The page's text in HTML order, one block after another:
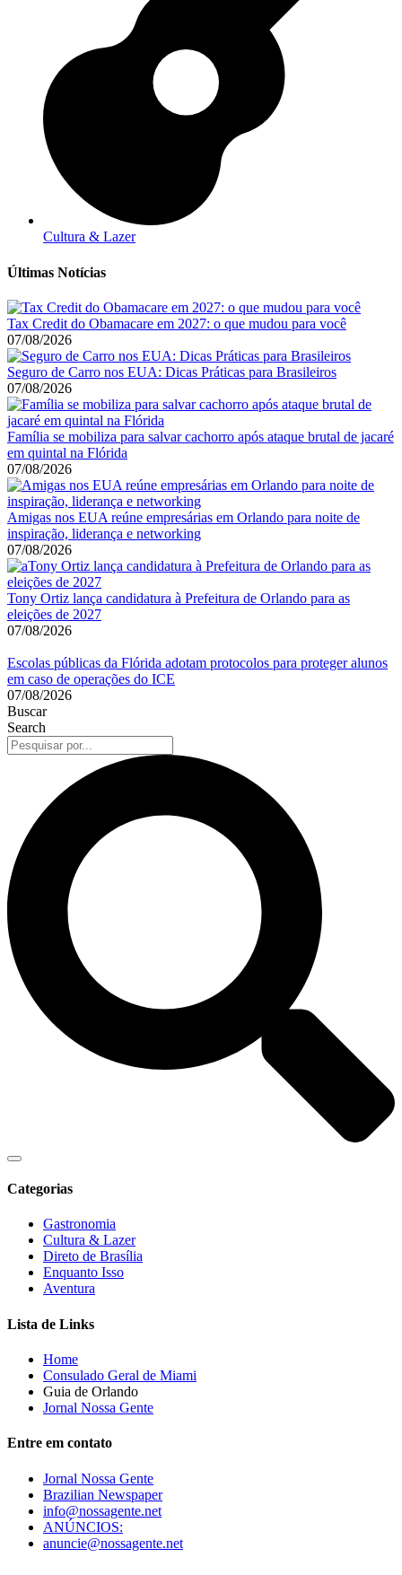
Cultura & Lazer
Últimas Notícias
Tax Credit do Obamacare em 2027: o que mudou para você
07/08/2026
Seguro de Carro nos EUA: Dicas Práticas para Brasileiros
07/08/2026
Família se mobiliza para salvar cachorro após ataque brutal de jacaré
em quintal na Flórida
07/08/2026
Amigas nos EUA reúne empresárias em Orlando para noite de
inspiração, liderança e networking
07/08/2026
Tony Ortiz lança candidatura à Prefeitura de Orlando para as
eleições de 2027
07/08/2026
Escolas públicas da Flórida adotam protocolos para proteger alunos
em caso de operações do ICE
07/08/2026
Buscar
Search
Categorias
Gastronomia
Cultura & Lazer
Direto de Brasília
Enquanto Isso
Aventura
Lista de Links
Home
Consulado Geral de Miami
Guia de Orlando
Jornal Nossa Gente
Entre em contato
Jornal Nossa Gente
Brazilian Newspaper
info@nossagente.net
ANÚNCIOS:
anuncie@nossagente.net